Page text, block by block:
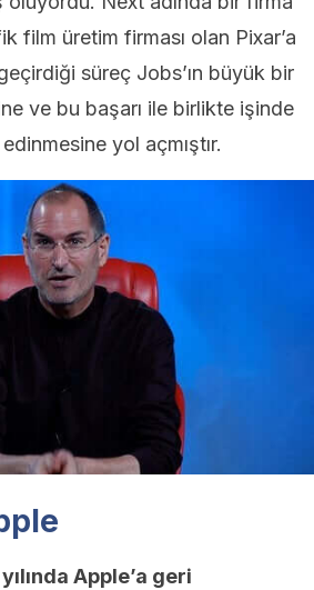
film üretim firması olan Pixar’a
süreç Jobs’ın büyük bir
ve bu başarı ile birlikte işinde
yol açmıştır.
Apple’a geri